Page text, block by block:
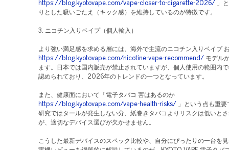
https://blog.kyotovape.com/vape-closer-to-cigarette-2026/ 」
りとした吸いごたえ（キック感）を維持しているのが特徴です。
3. ニコチン入りベイプ（個人輸入）
より強い満足感を求める層には、海外で主流のニコチン入りベイプ
https://blog.kyotovape.com/nicotine-vape-recommend/ モデル
ます。日本では国内販売が禁止されていますが、個人使用の範囲内
認められており、2026年のトレンドの一つとなっています。
また、健康面において「電子タバコ 害はあるのか
https://blog.kyotovape.com/vape-health-risks/ 」という点も重
研究ではタールが発生しない分、紙巻きタバコよりリスクは低いと
が、適切なデバイス選びが欠かせません。
こうした最新デバイスのスペック比較や、自分にぴったりの一台を